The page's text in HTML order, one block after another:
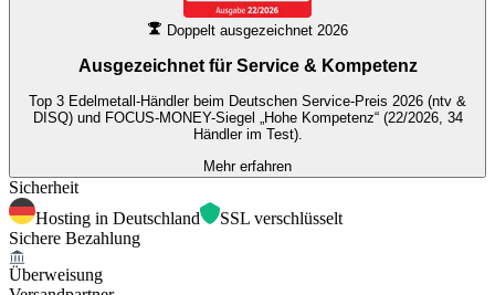
Doppelt ausgezeichnet 2026
Ausgezeichnet für Service & Kompetenz
Top 3 Edelmetall-Händler beim Deutschen Service-Preis 2026 (ntv &
DISQ) und FOCUS-MONEY-Siegel „Hohe Kompetenz“ (22/2026, 34
Händler im Test).
Mehr erfahren
Sicherheit
Hosting in Deutschland
SSL verschlüsselt
Sichere Bezahlung
Überweisung